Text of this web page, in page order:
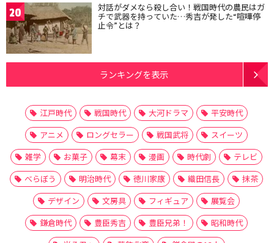
20 対話がダメなら殺し合い！戦国時代の農民はガ
チで武器を持っていた…秀吉が発した“喧嘩停
止令”とは？
ランキングを表示
江戸時代 戦国時代 大河ドラマ
平安時代
アニメ
ロングセラー 戦国武将
スイーツ
雑学
お菓子 幕末 漫画 時代劇
テレビ
べらぼう
明治時代 徳川家康 織田信長
抹茶
デザイン
文房具 フィギュア
展覧会
鎌倉時代
豊臣秀吉 豊臣兄弟！
昭和時代